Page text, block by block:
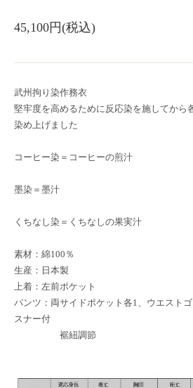
45,100円(税込)
武州拘り染作務衣
堅牢度を高めるために反応染を施してから
染め上げました
コーヒー染＝コーヒーの煎汁
墨染＝墨汁
くちなし染＝くちなしの果実汁
素材：綿100％
生産：日本製
上着：左前ポケット
パンツ：両サイドポケット各1、ウエスト
スナー付
裾紐調節